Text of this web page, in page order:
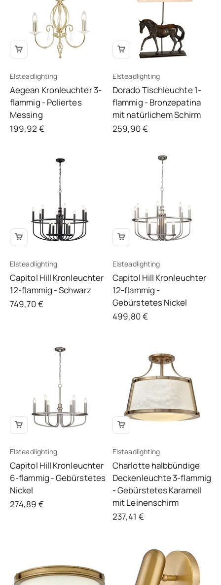
Elsteadlighting
Aegean Kronleuchter 3-
flammig - Poliertes
Messing
Angebot
199,92 €
Elsteadlighting
Dorado Tischleuchte 1-
flammig - Bronzepatina
mit natürlichem Schirm
Angebot
259,90 €
Elsteadlighting
Capitol Hill Kronleuchter
12-flammig - Schwarz
Angebot
749,70 €
Elsteadlighting
Capitol Hill Kronleuchter
12-flammig -
Gebürstetes Nickel
Angebot
499,80 €
Elsteadlighting
Capitol Hill Kronleuchter
6-flammig - Gebürstetes
Nickel
Angebot
274,89 €
Elsteadlighting
Charlotte halbbündige
Deckenleuchte 3-flammig
- Gebürstetes Karamell
mit Leinenschirm
Angebot
237,41 €